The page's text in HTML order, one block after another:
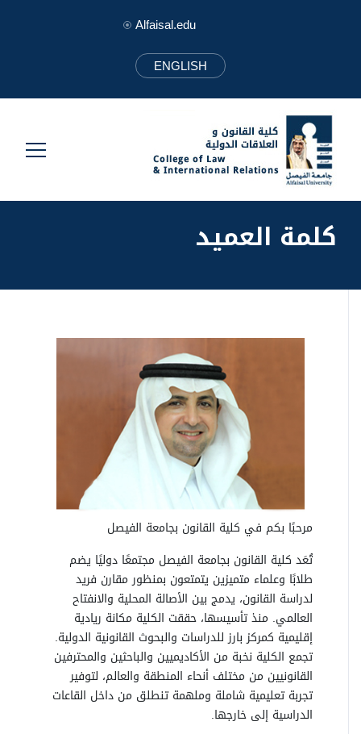
Alfaisal.edu
ENGLISH
كلمة العميد
مرحبًا بكم في كلية القانون بجامعة الفيصل
تُعَد كلية القانون بجامعة الفيصل مجتمعًا دوليًا يضم
طلابًا وعلماء متميزين يتمتعون بمنظور مقارن فريد
لدراسة القانون، يدمج بين الأصالة المحلية والانفتاح
العالمي. منذ تأسيسها، حققت الكلية مكانة ريادية
إقليمية كمركز بارز للدراسات والبحوث القانونية الدولية.
تجمع الكلية نخبة من الأكاديميين والباحثين والمحترفين
القانونيين من مختلف أنحاء المنطقة والعالم، لتوفير
تجربة تعليمية شاملة وملهمة تنطلق من داخل القاعات
الدراسية إلى خارجها.